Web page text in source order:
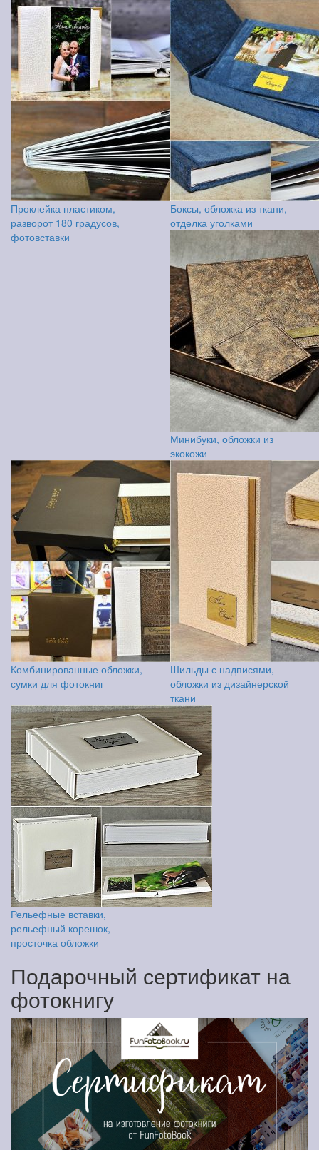
Проклейка пластиком,
разворот 180 градусов,
фотовставки
Боксы, обложка из ткани,
отделка уголками
Минибуки, обложки из
экокожи
Комбинированные обложки,
сумки для фотокниг
Шильды с надписями,
обложки из дизайнерской
ткани
Рельефные вставки,
рельефный корешок,
просточка обложки
Подарочный сертификат на
фотокнигу